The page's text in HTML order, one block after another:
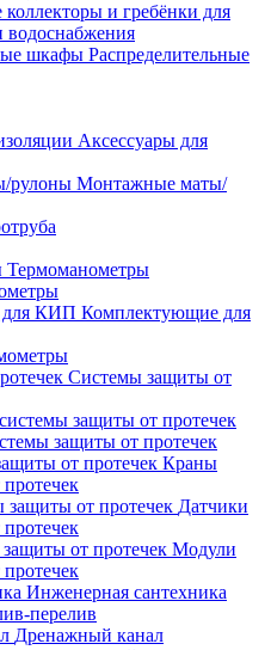
коллекторы и гребёнки для
водоснабжения
Распределительные
Аксессуары для
Монтажные маты/
Термоманометры
Комплектующие для
Системы защиты от
защиты от протечек
Краны
Датчики
Модули
Инженерная сантехника
перелив
Дренажный канал